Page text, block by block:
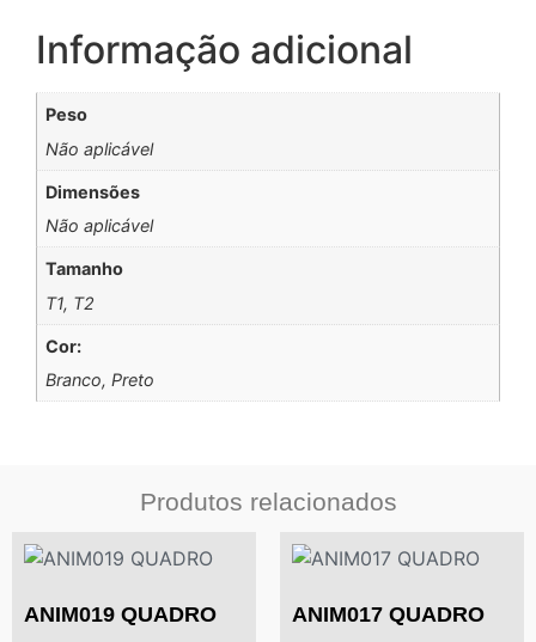
Informação adicional
Peso
Não aplicável
Dimensões
Não aplicável
Tamanho
T1, T2
Cor:
Branco, Preto
Produtos relacionados
ANIM019 QUADRO ANIM017 QUADRO